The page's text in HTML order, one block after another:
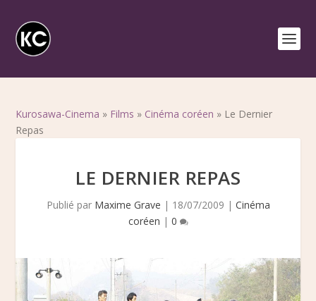
Kurosawa-Cinema » Films » Cinéma coréen » Le Dernier
Repas
LE DERNIER REPAS
Publié par Maxime Grave | 18/07/2009 | Cinéma
coréen | 0